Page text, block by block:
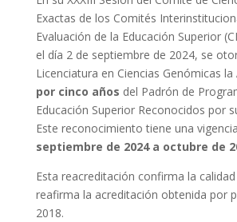
Exactas de los Comités
Evaluación de la Educación Superior
el día 2 de septiembre de 2024, se
Licenciatura en Ciencias Genómicas la
por cinco años del Padrón de
Educación Superior Reconocidos por
Este reconocimiento tiene una
septiembre de 2024 a octubre de
Esta reacreditación confirma la
reafirma la acreditación obtenida por
2018.